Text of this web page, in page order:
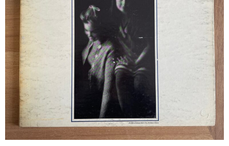
New Arrivals
新譜
GG RECORD （当店のレーベル）
全商品
JAZZ-US
BLUE NOTE